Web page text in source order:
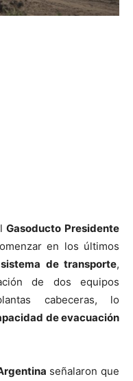
Gasoducto Presidente
en los últimos
de transporte,
de dos equipos
cabeceras, lo
de evacuación
señalaron que